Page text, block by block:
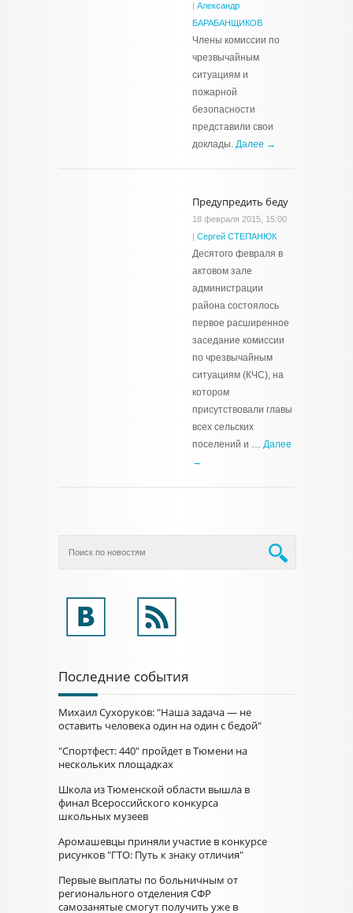
| Александр
БАРАБАНЩИКОВ
Члены комиссии по
чрезвычайным
ситуациям и
пожарной
безопасности
представили свои
доклады. Далее →
Предупредить беду
18 февраля 2015, 15:00
| Сергей СТЕПАНЮК
Десятого февраля в
актовом зале
администрации
района состоялось
первое расширенное
заседание комиссии
по чрезвычайным
ситуациям (КЧС), на
котором
присутствовали главы
всех сельских
поселений и … Далее
→
Последние события
Михаил Сухоруков: "Наша задача — не
оставить человека один на один с бедой"
"Спортфест: 440" пройдет в Тюмени на
нескольких площадках
Школа из Тюменской области вышла в
финал Всероссийского конкурса
школьных музеев
Аромашевцы приняли участие в конкурсе
рисунков "ГТО: Путь к знаку отличия"
Первые выплаты по больничным от
регионального отделения СФР
самозанятые смогут получить уже в